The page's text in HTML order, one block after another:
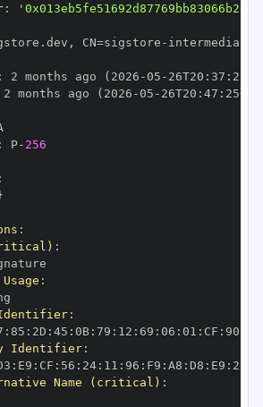
:
, CN=sigstore -
: 2 months ago (2026 -05 - 26T20 : 37 :
2 months ago (2026 -05 - 26T20 : 47 : 25+00
: P- 256
:
}
:
:
:
Identifier:
: 85 : 2D : 45 : 0B: 79 : 12 : 69 : 06 : 01 : CF : 90
Identifier:
: E9 : CF : 56 : 24: 11 : 96 : F9 : A8 : D8 : E9 : 28
Name (critical) :